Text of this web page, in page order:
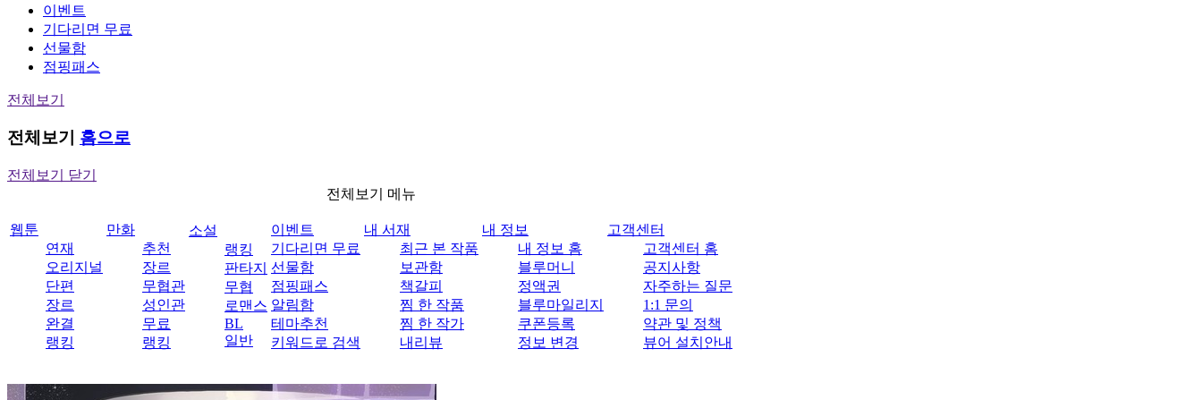
이벤트
기다리면 무료
선물함
점핑패스
전체보기
전체보기 홈으로
전체보기 닫기
전체보기 메뉴
웹툰
연재
오리지널
단편
장르
완결
랭킹
만화
추천
장르
무협관
성인관
무료
랭킹
소설
랭킹
판타지
무협
로맨스
BL
일반
이벤트
기다리면 무료
선물함
점핑패스
알림함
테마추천
키워드로 검색
내 서재
최근 본 작품
보관함
책갈피
찜 한 작품
찜 한 작가
내리뷰
내 정보
내 정보 홈
블루머니
정액권
블루마일리지
쿠폰등록
정보 변경
고객센터
고객센터 홈
공지사항
자주하는 질문
1:1 문의
약관 및 정책
뷰어 설치안내